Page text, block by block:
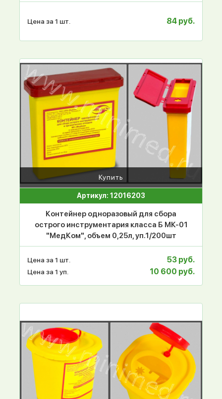
Цена за 1 шт. 84 руб.
Купить
Артикул: 12016203
Контейнер одноразовый для сбора
острого инструментария класса Б МК-01
"МедКом", объем 0,25л, уп.1/200шт
Цена за 1 шт. 53 руб.
Цена за 1 уп. 10 600 руб.